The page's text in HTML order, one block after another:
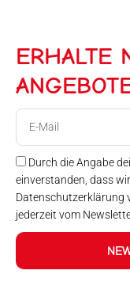
ERHALTE
Durch die Angabe
einverstanden, dass
Datenschutzerklärung
jederzeit vom